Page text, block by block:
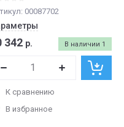
00087702
В наличии 1
342 р.
К сравнению
В избранное